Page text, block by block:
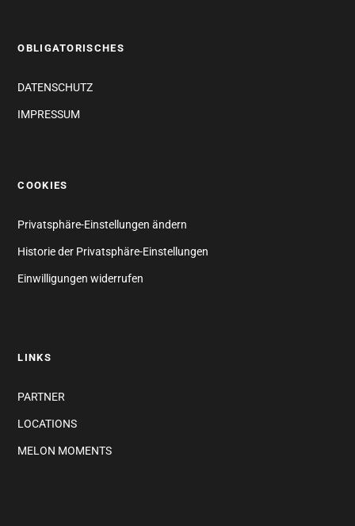
OBLIGATORISCHES
DATENSCHUTZ
IMPRESSUM
COOKIES
Privatsphäre-Einstellungen ändern
Historie der Privatsphäre-Einstellungen
Einwilligungen widerrufen
LINKS
PARTNER
LOCATIONS
MELON MOMENTS